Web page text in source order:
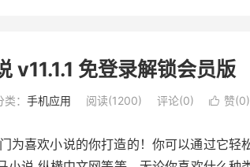
v11.1.1 免登录解锁会员版
类： 手机应用 阅读(1200) 评论(0)  赞(0)
为喜欢小说的你打造的！你可以通过它轻